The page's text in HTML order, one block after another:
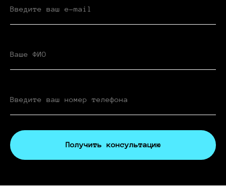
Получить консультацию